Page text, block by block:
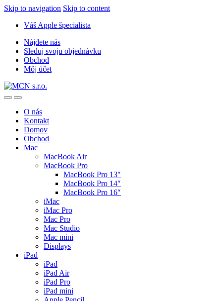
Skip to navigation Skip to content
Váš Apple špecialista
Nájdete nás
Sleduj svoju objednávku
Obchod
Môj účet
O nás
Kontakt
Domov
Obchod
Mac
MacBook Air
MacBook Pro
MacBook Pro 13″
MacBook Pro 14″
MacBook Pro 16″
iMac
iMac Pro
Mac Pro
Mac Studio
Mac mini
Displays
iPad
iPad
iPad Air
iPad Pro
iPad mini